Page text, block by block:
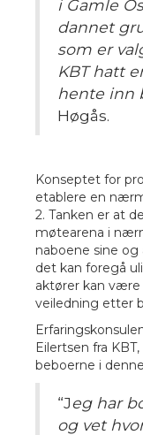
i Gamle
dannet
som er
KBT hatt
hente inn
Høgås.
Konseptet for
etablere en
2. Tanken er at
møtearena i
naboene sine
det kan foregå
aktører kan
veiledning etter
Eilertsen fra
beboerne i
“Jeg har
og vet